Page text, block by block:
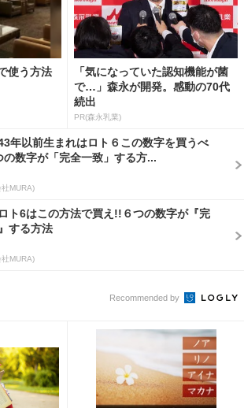
使う方法
「気になっていた認知機能が菌
で…」森永が開発。感動の70代
続出
PR(森永乳業)
43年以前生まれはロト６この数字を買うべ
の数字が「完全一致」する方...
MURA)
ト6はこの方法で買え!!６つの数字が『完
する方法
MURA)
Recommended by